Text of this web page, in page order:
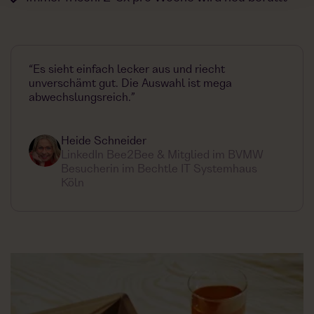
“Es sieht einfach lecker aus und riecht
unverschämt gut. Die Auswahl ist mega
abwechslungsreich.”
Heide Schneider
LinkedIn Bee2Bee & Mitglied im BVMW
Besucherin im Bechtle IT Systemhaus
Köln